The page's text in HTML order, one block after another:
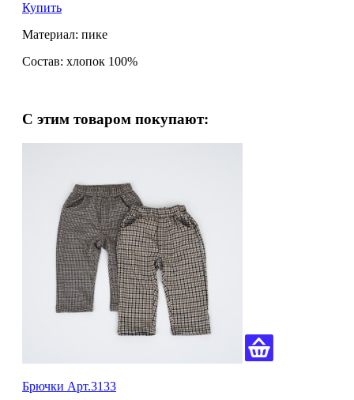
Купить
Материал: пике
Состав: хлопок 100%
С этим товаром покупают:
Брючки Арт.3133